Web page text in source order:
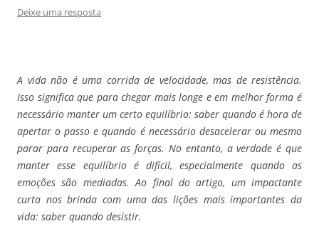
Deixe uma resposta
A vida não é uma corrida de velocidade, mas de resistência.
Isso significa que para chegar mais longe e em melhor forma é
necessário manter um certo equilíbrio: saber quando é hora de
apertar o passo e quando é necessário desacelerar ou mesmo
parar para recuperar as forças. No entanto, a verdade é que
manter esse equilíbrio é difícil, especialmente quando as
emoções são mediadas. Ao final do artigo, um impactante
curta nos brinda com uma das lições mais importantes da
vida: saber quando desistir.